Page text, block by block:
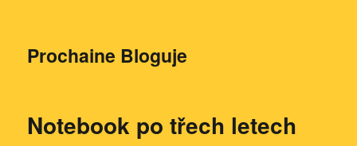
Prochaine Bloguje
Notebook po třech letech